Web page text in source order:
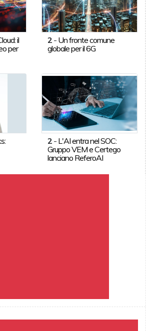
il
per
2 - Un fronte comune
globale per il 6G
2 - L'AI entra nel SOC:
Gruppo VEM e Certego
lanciano ReferoAI